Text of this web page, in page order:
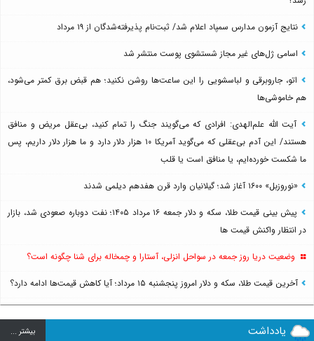
نتایج آزمون مدارس سمپاد اعلام شد/ ثبت‌نام پذیرفته‌شدگان از ۱۹ مرداد
اسامی ژل‌های غیر مجاز شستشوی پوست منتشر شد
اتو، جاروبرقی و لباسشویی را این ساعت‌ها روشن نکنید؛ هم قبض برق کمتر می‌شود،
هم خاموشی‌ها
آیت الله علم‌الهدی: افرادی که می‌گویند جنگ را تمام کنید، بی‌عقل مریض و منافق
هستند/ این آدم بی‌عقلی که می‌گوید آمریکا ۱۰ هزار دلار دارد و ما هزار دلار داریم، پس
ما شکست خورده‌ایم، یا منافق است یا قلب
«نوروزبل» ۱۶۰۰ آغاز شد؛ گیلانیان وارد قرن هفدهم دیلمی شدند
پیش بینی قیمت طلا، سکه و دلار جمعه ۱۶ مرداد ۱۴۰۵؛ نفت دوباره صعودی شد، بازار
در انتظار واکنش قیمت ها
وضعیت دریا روز جمعه در سواحل انزلی، آستارا و چمخاله برای شنا چگونه است؟
آخرین قیمت طلا، سکه و دلار امروز پنجشنبه ۱۵ مرداد؛ آیا کاهش قیمت‌ها ادامه دارد؟
یادداشت بيشتر ...